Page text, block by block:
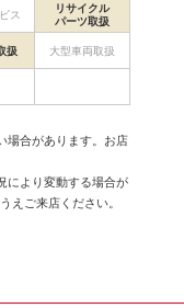
ス
リサイクル
パーツ取扱
扱 大型車両取扱
場合があります。お店
により変動する場合が
えご来店ください。